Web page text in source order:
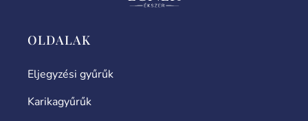
OLDALAK
Eljegyzési gyűrűk
Karikagyűrűk